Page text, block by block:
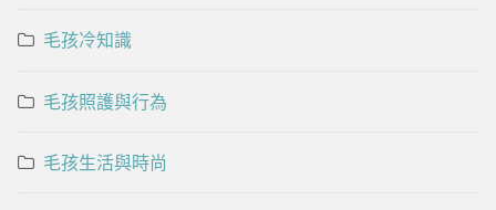
毛孩冷知識
毛孩照護與行為
毛孩生活與時尚